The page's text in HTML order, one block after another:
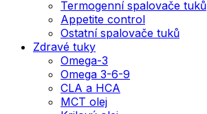
Termogenní spalovače tuků
Appetite control
Ostatní spalovače tuků
Zdravé tuky
Omega-3
Omega 3-6-9
CLA a HCA
MCT olej